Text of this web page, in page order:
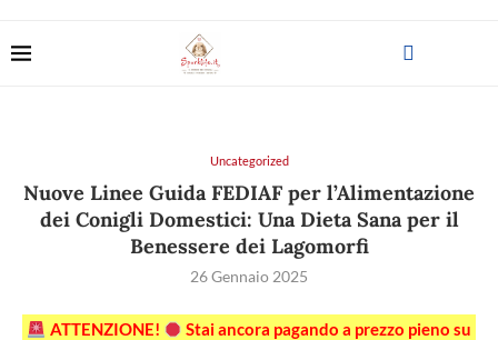
Uncategorized
Nuove Linee Guida FEDIAF per l’Alimentazione
dei Conigli Domestici: Una Dieta Sana per il
Benessere dei Lagomorfi
26 Gennaio 2025
ATTENZIONE!
Stai ancora pagando a prezzo pieno su